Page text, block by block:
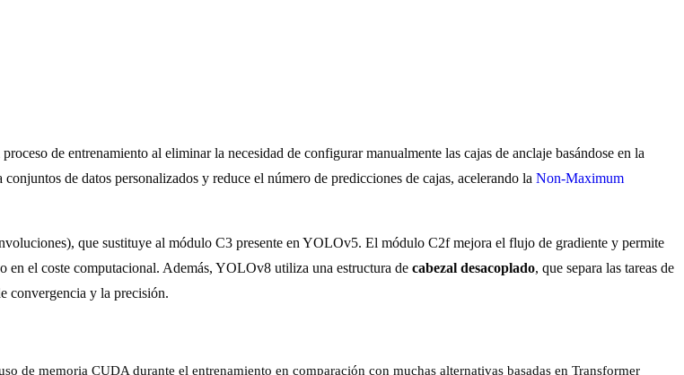
de entrenamiento al eliminar la necesidad de configurar manualmente las cajas de anclaje basándose en la
de datos personalizados y reduce el número de predicciones de cajas, acelerando la Non-Maximum
que sustituye al módulo C3 presente en YOLOv5. El módulo C2f mejora el flujo de gradiente y permite
en el coste computacional. Además, YOLOv8 utiliza una estructura de cabezal desacoplado, que separa las tareas de
convergencia y la precisión.
memoria CUDA durante el entrenamiento en comparación con muchas alternativas basadas en Transformer